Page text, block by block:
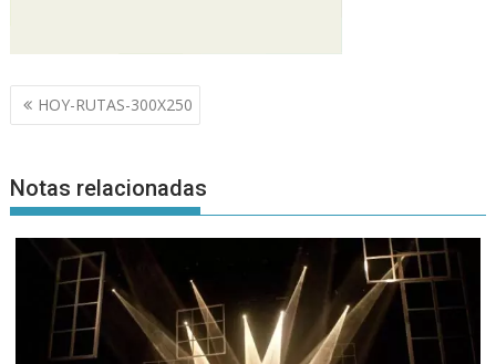
Navegación
de
HOY-RUTAS-300X250
Notas relacionadas